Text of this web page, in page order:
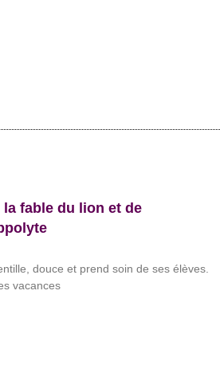
la fable du lion et de
douce et prend soin de ses élèves.
vacances